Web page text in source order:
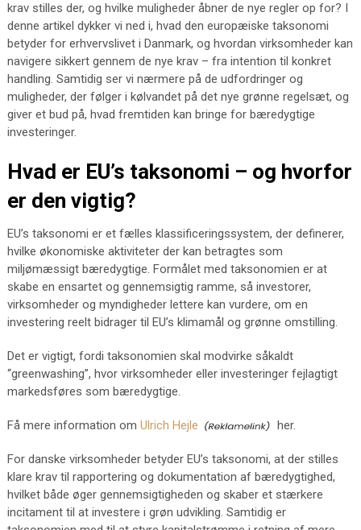
krav stilles der, og hvilke muligheder åbner de nye regler op for? I
denne artikel dykker vi ned i, hvad den europæiske taksonomi
betyder for erhvervslivet i Danmark, og hvordan virksomheder kan
navigere sikkert gennem de nye krav – fra intention til konkret
handling. Samtidig ser vi nærmere på de udfordringer og
muligheder, der følger i kølvandet på det nye grønne regelsæt, og
giver et bud på, hvad fremtiden kan bringe for bæredygtige
investeringer.
Hvad er EU’s taksonomi – og hvorfor
er den vigtig?
EU’s taksonomi er et fælles klassificeringssystem, der definerer,
hvilke økonomiske aktiviteter der kan betragtes som
miljømæssigt bæredygtige. Formålet med taksonomien er at
skabe en ensartet og gennemsigtig ramme, så investorer,
virksomheder og myndigheder lettere kan vurdere, om en
investering reelt bidrager til EU’s klimamål og grønne omstilling.
Det er vigtigt, fordi taksonomien skal modvirke såkaldt
“greenwashing”, hvor virksomheder eller investeringer fejlagtigt
markedsføres som bæredygtige.
Få mere information om Ulrich Hejle her.
For danske virksomheder betyder EU’s taksonomi, at der stilles
klare krav til rapportering og dokumentation af bæredygtighed,
hvilket både øger gennemsigtigheden og skaber et stærkere
incitament til at investere i grøn udvikling. Samtidig er